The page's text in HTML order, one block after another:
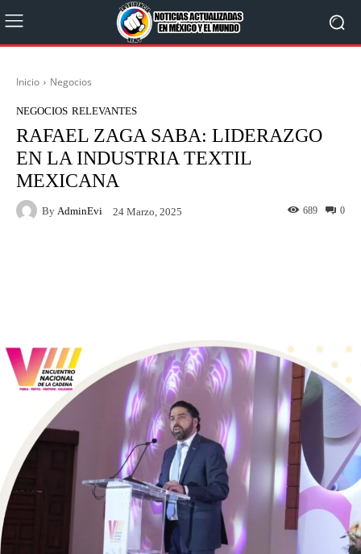
Inicio Negocios
NEGOCIOS RELEVANTES
RAFAEL ZAGA SABA: LIDERAZGO
EN LA INDUSTRIA TEXTIL
MEXICANA
By AdminEvi 24 Marzo, 2025 0
689